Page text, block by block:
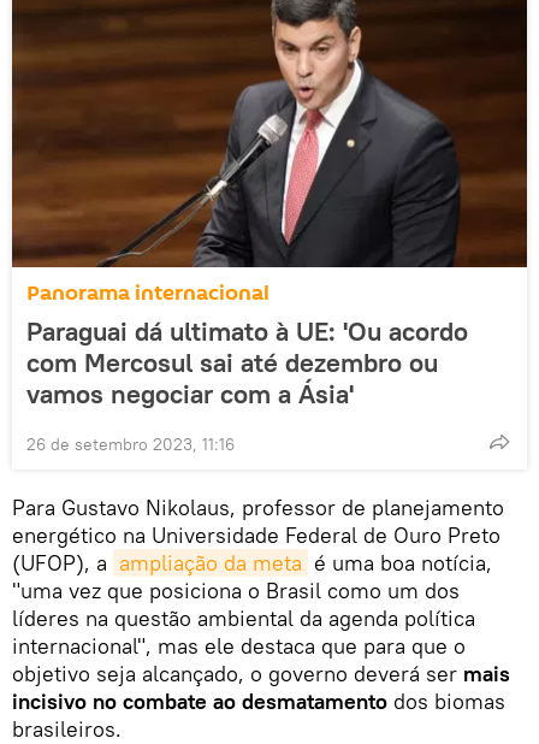
Panorama internacional
Paraguai dá ultimato à UE: 'Ou acordo
com Mercosul sai até dezembro ou
vamos negociar com a Ásia'
26 de setembro 2023, 11:16
Para Gustavo Nikolaus, professor de planejamento
energético na Universidade Federal de Ouro Preto
(UFOP), a ampliação da meta é uma boa notícia,
"uma vez que posiciona o Brasil como um dos
líderes na questão ambiental da agenda política
internacional", mas ele destaca que para que o
objetivo seja alcançado, o governo deverá ser mais
incisivo no combate ao desmatamento dos biomas
brasileiros.